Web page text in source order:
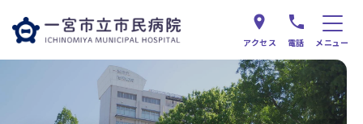
アクセス 電話 メニュー